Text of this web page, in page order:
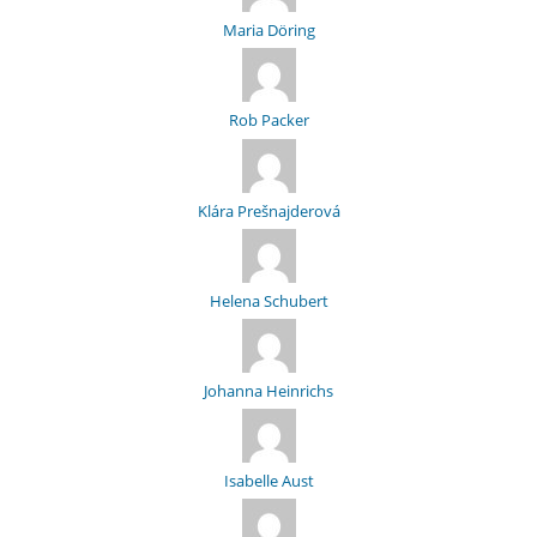
Maria Döring
Rob Packer
Klára Prešnajderová
Helena Schubert
Johanna Heinrichs
Isabelle Aust